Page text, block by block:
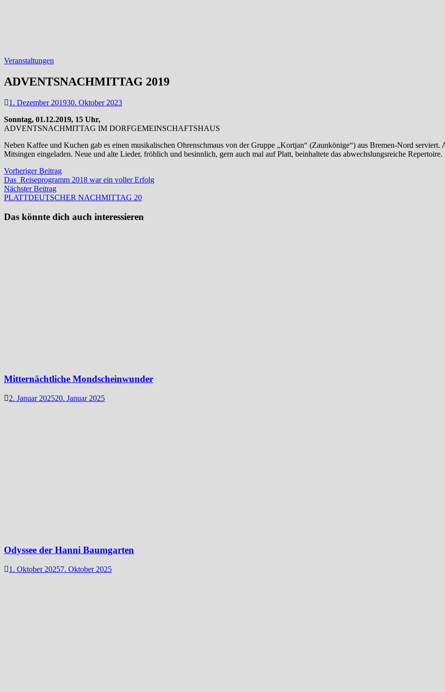
Veranstaltungen
ADVENTSNACHMITTAG 2019
1. Dezember 201930. Oktober 2023
Sonntag, 01.12.2019, 15 Uhr,
ADVENTSNACHMITTAG IM DORFGEMEINSCHAFTSHAUS
Neben Kaffee und Kuchen gab es einen musikalischen Ohrenschmaus von der Gruppe „Kortjan“ (Zaunkönige“) aus Bremen-Nord
Mitsingen eingeladen. Neue und alte Lieder, fröhlich und besinnlich, gern auch mal auf Platt, beinhaltete das abwechslungsreiche Repertoire.
Beitragsnavigation
Vorheriger BeitragVorheriger
Beitrag:
Das Reiseprogramm 2018 war ein voller Erfolg
Nächster BeitragNächster
Beitrag:
PLATTDEUTSCHER NACHMITTAG 20
Das könnte dich auch interessieren
Mitternächtliche Mondscheinwunder
2. Januar 202520. Januar 2025
Odyssee der Hanni Baumgarten
1. Oktober 20257. Oktober 2025